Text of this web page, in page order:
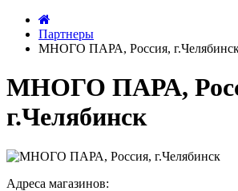
Партнеры
МНОГО ПАРА, Россия,
МНОГО ПАРА,
г.Челябинск
Адреса магазинов: